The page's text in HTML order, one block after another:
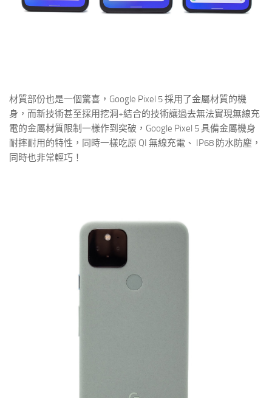
材質部份也是一個驚喜，Google Pixel 5 採用了金屬材質的機
身，而新技術甚至採用挖洞+結合的技術讓過去無法實現無線充
電的金屬材質限制一樣作到突破，Google Pixel 5 具備金屬機身
耐摔耐用的特性，同時一樣吃原 QI 無線充電、 IP68 防水防塵，
同時也非常輕巧！